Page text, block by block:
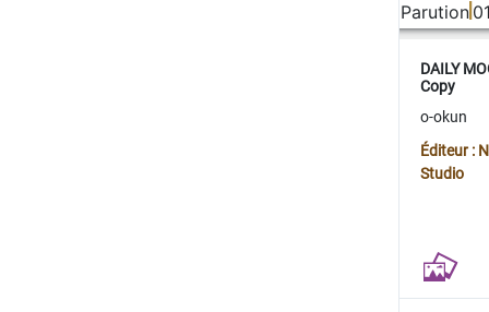
Parution
DAILY
Copy
o-okun
Éditeur :
Studio